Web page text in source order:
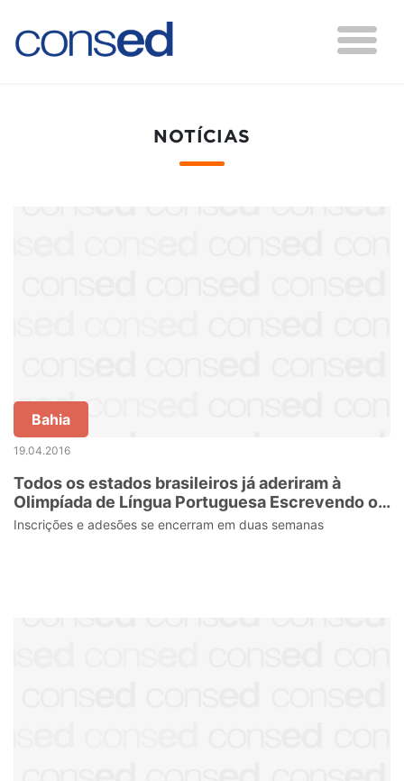
NOTÍCIAS
Bahia
19.04.2016
Todos os estados brasileiros já aderiram à
Olimpíada de Língua Portuguesa Escrevendo o
Futuro
Inscrições e adesões se encerram em duas semanas